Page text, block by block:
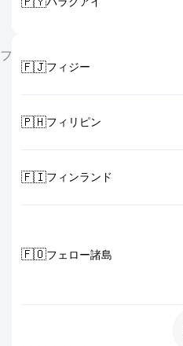
フ
🇫🇯フィジー
🇵🇭フィリピン
🇫🇮フィンランド
🇫🇴フェロー諸島